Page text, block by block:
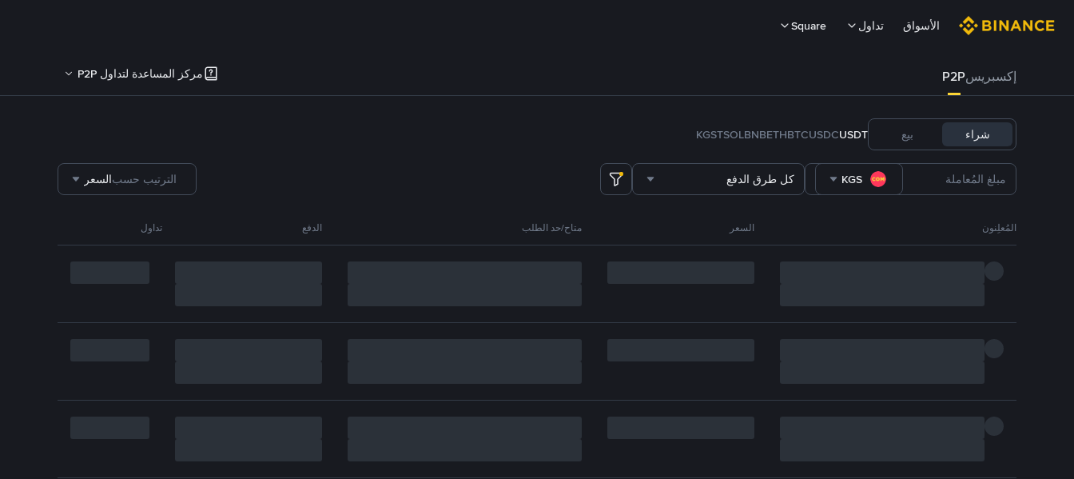
الأسواق تداول Square
إكسبريسP2P مركز المساعدة لتداول P2P
شراء بيع USDT
USDC
BTC
ETH
BNB
SOL
KGST
KGS كل طرق الدفع الترتيب حسبالسعر
المُعلِنون السعر متاح/حد الطلب الدفع تداول